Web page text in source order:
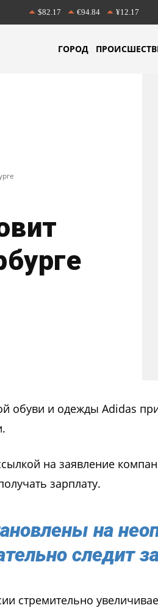
$82.17 €94.84 ¥12.17
ГОРОД
обуви и одежды Adidas
на заявление
зарплату.
на
следит
стремительно